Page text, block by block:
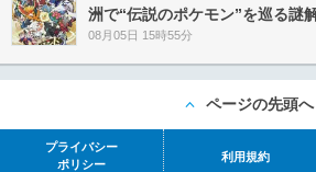
洲で“伝説のポケモン”を巡る謎
08月05日 15時55分
ページの先頭へ
プライバシー
ポリシー
利用規約